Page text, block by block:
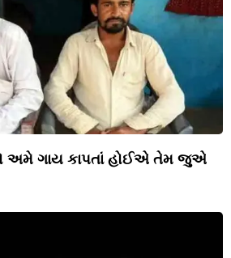
અમે ગાય કાપતાં હોઈએ તેમ જુએ